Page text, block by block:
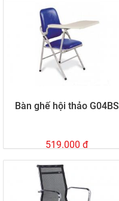
Bàn ghế hội thảo G04BS
519.000 đ